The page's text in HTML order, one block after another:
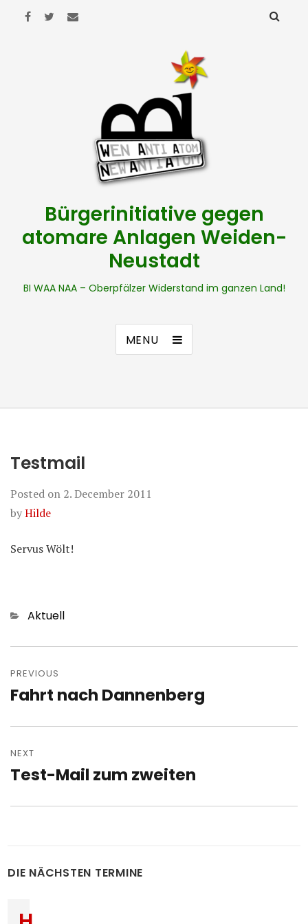
Bürgerinitiative gegen
atomare Anlagen Weiden-
Neustadt
BI WAA NAA – Oberpfälzer Widerstand im ganzen Land!
MENU
Testmail
Posted on 2. December 2011
byHilde
Servus Wölt!
Categories
Aktuell
navigation
PREVIOUS
Previous
Fahrt nach Dannenberg
NEXT
Next
Test-Mail zum zweiten
DIE NÄCHSTEN TERMINE